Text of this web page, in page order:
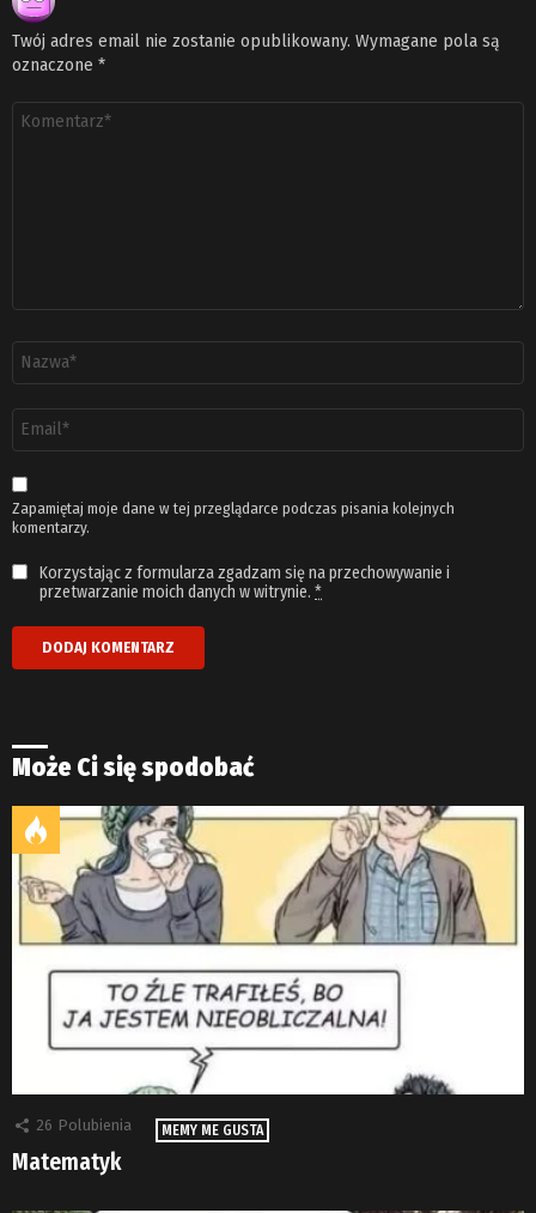
Twój adres email nie zostanie opublikowany. Wymagane pola są
oznaczone *
email
*
Zapamiętaj moje dane w tej przeglądarce podczas pisania kolejnych
komentarzy.
Korzystając z formularza zgadzam się na przechowywanie i
przetwarzanie moich danych w witrynie. *
Może Ci się spodobać
26 Polubienia MEMY ME GUSTA
Matematyk